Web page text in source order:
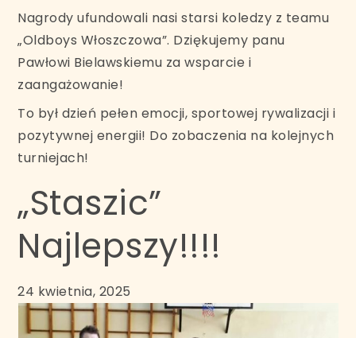
Nagrody ufundowali nasi starsi koledzy z teamu
„Oldboys Włoszczowa”. Dziękujemy panu
Pawłowi Bielawskiemu za wsparcie i
zaangażowanie!
To był dzień pełen emocji, sportowej rywalizacji i
pozytywnej energii! Do zobaczenia na kolejnych
turniejach!
„Staszic”
Najlepszy!!!!
24 kwietnia, 2025